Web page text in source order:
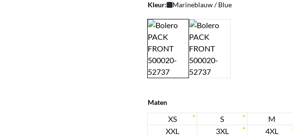
Kleur: Marineblauw / Blue
Maten
XS S M
XXL
3XL
4XL